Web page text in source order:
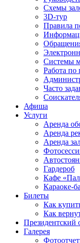
Схемы
3D-тур
Правила
Системы
Работа по
Часто
Афиша
Услуги
Аренда
Аренда
Аренда
Гардероб
Кафе
Караоке-
Билеты
Как
Как
Президентский
Галерея